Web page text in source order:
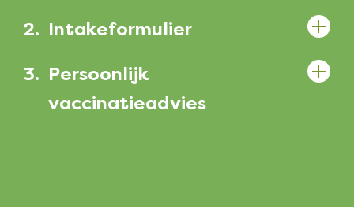
2. Intakeformulier
3. Persoonlijk
vaccinatieadvies